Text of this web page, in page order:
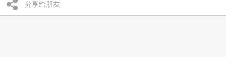
分享给朋友